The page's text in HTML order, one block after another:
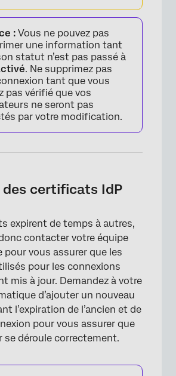
: Vous ne pouvez pas
une information tant
statut n’est pas passé à
. Ne supprimez pas
tant que vous
pas vérifié que vos
ne seront pas
par votre modification.
certificats IdP
expirent de temps à autres,
contacter votre équipe
vous assurer que les
pour les connexions
mis à jour. Demandez à votre
d’ajouter un nouveau
l’expiration de l’ancien et de
pour vous assurer que
se déroule correctement.